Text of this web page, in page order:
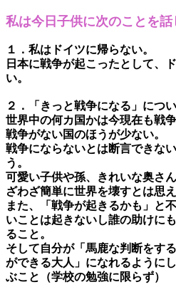
私は今日子供に次のことを話
１．私はドイツに帰らない。
日本に戦争が起こったとして、
い。
２．「きっと戦争になる」につい
世界中の何カ国かは今現在も戦
戦争がない国のほうが少ない。
戦争にならないとは断言できな
う。
可愛い子供や孫、きれいな奥さ
ざわざ簡単に世界を壊すとは思え
また、「戦争が起きるかも」と
いことは起きないし誰の助けに
ること。
そして自分が「馬鹿な判断をす
ができる大人」になれるように
ぶこと（学校の勉強に限らず）